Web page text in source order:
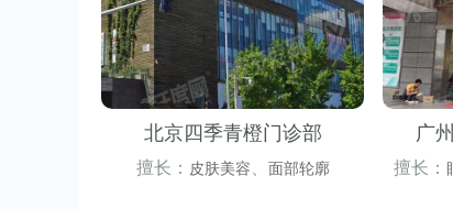
北京四季青橙门诊部
擅长： 皮肤美容 面部轮廓
广
擅长：